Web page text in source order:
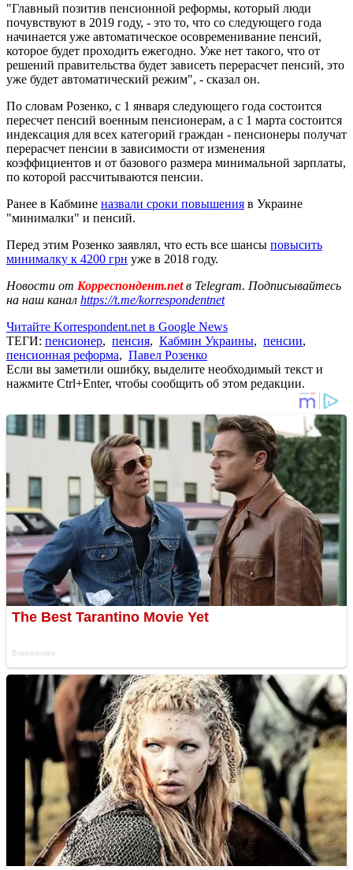
"Главный позитив пенсионной реформы, который люди
почувствуют в 2019 году, - это то, что со следующего года
начинается уже автоматическое осовременивание пенсий,
которое будет проходить ежегодно. Уже нет такого, что от
решений правительства будет зависеть перерасчет пенсий, это
уже будет автоматический режим", - сказал он.
По словам Розенко, с 1 января следующего года состоится
пересчет пенсий военным пенсионерам, а с 1 марта состоится
индексация для всех категорий граждан - пенсионеры получат
перерасчет пенсии в зависимости от изменения
коэффициентов и от базового размера минимальной зарплаты,
по которой рассчитываются пенсии.
Ранее в Кабмине назвали сроки повышения в Украине
"минималки" и пенсий.
Перед этим Розенко заявлял, что есть все шансы повысить
минималку к 4200 грн уже в 2018 году.
Новости от Корреспондент.netв Telegram. Подписывайтесь
на наш канал https://t.me/korrespondentnet
Читайте Korrespondent.net в Google News
ТЕГИ: пенсионер, пенсия, Кабмин Украины, пенсии,
пенсионная реформа, Павел Розенко
Если вы заметили ошибку, выделите необходимый текст и
нажмите Ctrl+Enter, чтобы сообщить об этом редакции.